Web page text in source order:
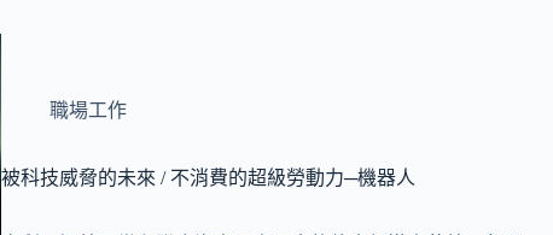
職場工作
被科技威脅的未來 / 不消費的超級勞動力─機器人